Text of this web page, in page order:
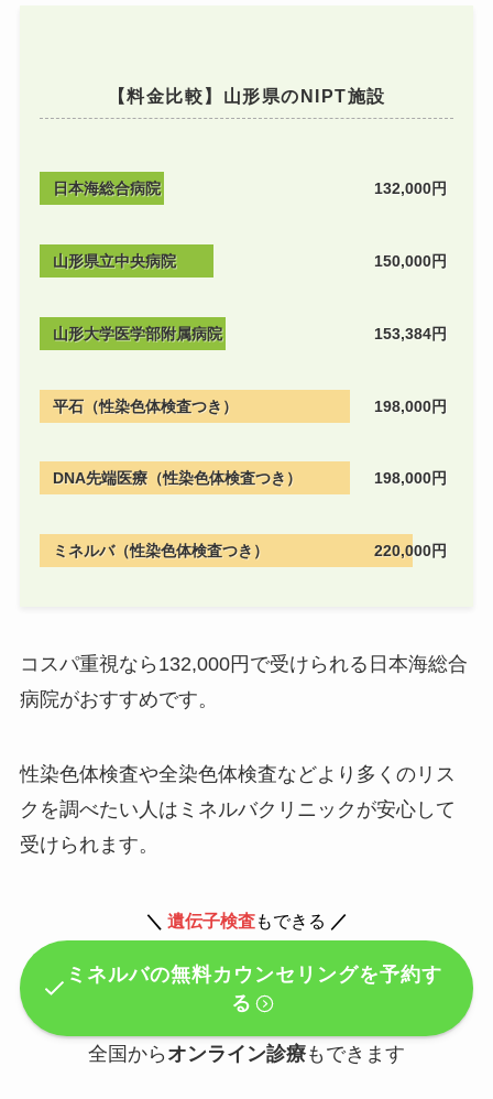
【料金比較】山形県のNIPT施設
日本海総合病院 132,000円
山形県立中央病院 150,000円
山形大学医学部附属病院 153,384円
平石（性染色体検査つき） 198,000円
DNA先端医療（性染色体検査つき） 198,000円
ミネルバ（性染色体検査つき） 220,000円
コスパ重視なら132,000円で受けられる日本海総合
病院がおすすめです。
性染色体検査や全染色体検査などより多くのリス
クを調べたい人はミネルバクリニックが安心して
受けられます。
＼ 遺伝子検査もできる ／
ミネルバの無料カウンセリングを予約す
る
全国から オンライン診療もできます